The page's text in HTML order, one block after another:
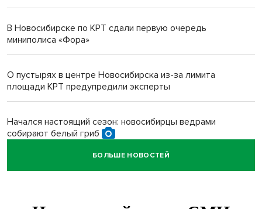
В Новосибирске по КРТ сдали первую очередь
миниполиса «Фора»
О пустырях в центре Новосибирска из-за лимита
площади КРТ предупредили эксперты
Начался настоящий сезон: новосибирцы ведрами
собирают белый гриб
Под Новосибирском водитель авто выжил в
БОЛЬШЕ НОВОСТЕЙ